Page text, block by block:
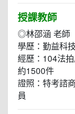
授課教師
◎林邵涵 老師
學歷：勤益科
經歷：104法
約1500件
證照：特考諮
員